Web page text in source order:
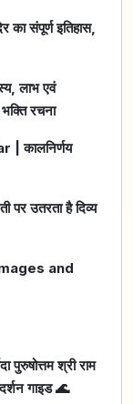
का संपूर्ण इतिहास,
लाभ एवं
रचना
कालनिर्णय
पर उतरता है दिव्य
and
पुरुषोत्तम श्री राम
गाइड 🌊